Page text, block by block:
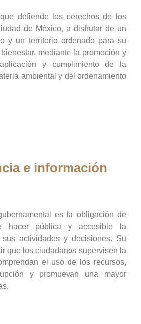
defiende los derechos de los
de México, a disfrutar de un
y un territorio ordenado para su
mediante la promoción y
y cumplimiento de la
ambiental y del ordenamiento
e información
es la obligación de
hacer pública y accesible la
sus actividades y decisiones. Su
que los ciudadanos supervisen la
el uso de los recursos,
y promuevan una mayor